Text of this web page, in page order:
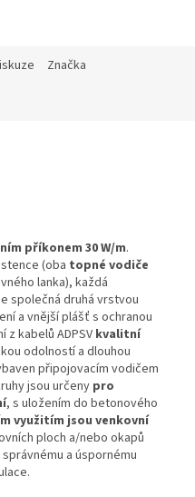
Značka
příkonem 30 W/m.
(oba topné vodiče
lanka), každá
společná druhá vrstvou
a vnější plášť s ochranou
kabelů ADPSV kvalitní
odolností a dlouhou
připojovacím vodičem
jsou určeny pro
, s uložením do betonového
využitím jsou venkovní
ploch a/nebo okapů
a úspornému